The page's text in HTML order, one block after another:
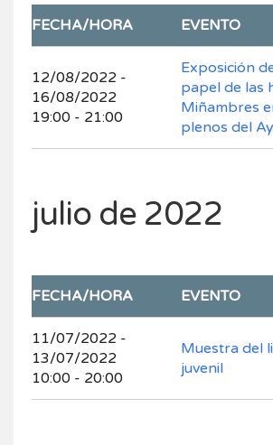
FECHA/HORA EVENTO
12/08/2022 -
16/08/2022
19:00 - 21:00
Exposición
papel de las
Miñambres
plenos del
julio de 2022
FECHA/HORA EVENTO
11/07/2022 -
13/07/2022
10:00 - 20:00
Muestra del
juvenil